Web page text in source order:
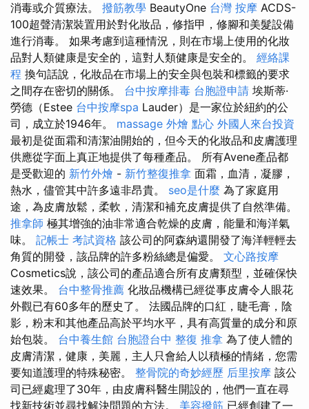
消毒或介質療法。 撥筋教學 BeautyOne 台灣 按摩 ACDS-
100超聲清潔裝置用於對化妝品，修指甲，修腳和美髮設備
進行消毒。 如果考慮到這種情況，則在市場上使用的化妝
品對人類健康是安全的，這對人類健康是安全的。 經絡課
程 換句話說，化妝品在市場上的安全與包裝和標籤的要求
之間存在密切的關係。 台中按摩排毒 台胞證申請 埃斯蒂·
勞德（Estee 台中按摩spa Lauder）是一家位於紐約的公
司，成立於1946年。 massage 外燴 點心 外國人來台投資
最初是從面霜和清潔油開始的，但今天的化妝品和皮膚護理
供應從字面上真正地提供了每種產品。 所有Avene產品都
是受歡迎的 新竹外燴 - 新竹整復推拿 面霜，血清，凝膠，
熱水，儘管其中許多遠非昂貴。 seo是什麼 為了家庭用
途，為皮膚放鬆，柔軟，清潔和補充皮膚提供了自然準備。
推拿師 極其增強的油非常適合乾燥的皮膚，能量和海洋氣
味。 記帳士 考試資格 該公司的阿森納還開發了海洋輕輕去
角質的開發，該品牌的許多粉絲總是偏愛。 文心路按摩
Cosmetics說，該公司的產品適合所有皮膚類型，並確保快
速效果。 台中整骨推薦 化妝品機構已經從事皮膚令人眼花
外觀已有60多年的歷史了。 法國品牌的口紅，睫毛膏，陰
影，粉末和其他產品高於平均水平，具有高質量的成分和原
始包裝。 台中養生館 台胞證台中 整復 推拿 為了使人體的
皮膚清潔，健康，美麗，主人只會給人以積極的情緒，您需
要知道護理的特殊秘密。 整骨院的奇妙經歷 后里按摩 該公
司已經處理了30年，由皮膚科醫生開設的，他們一直在尋
找新技術並尋找解決問題的方法。 美容撥筋 已經創建了一